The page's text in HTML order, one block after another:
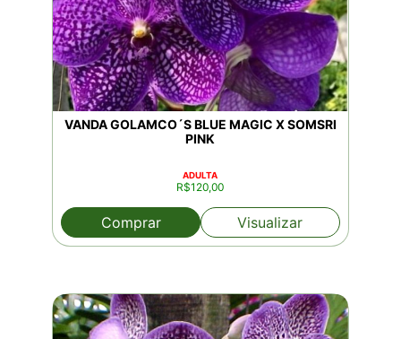
VANDA GOLAMCO´S BLUE MAGIC X SOMSRI
PINK
ADULTA
R$120,00
Comprar Visualizar